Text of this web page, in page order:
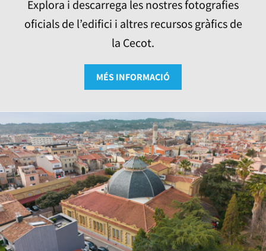
Explora i descarrega les nostres fotografies
oficials de l’edifici i altres recursos gràfics de
la Cecot.
MÉS INFORMACIÓ